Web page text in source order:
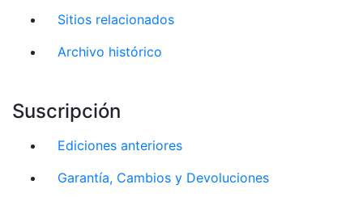
Sitios relacionados
Archivo histórico
Suscripción
Ediciones anteriores
Garantía, Cambios y Devoluciones